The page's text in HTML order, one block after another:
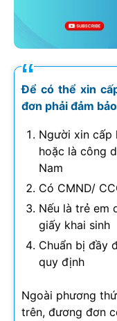
Để có thể xin
đơn phải đảm
Người xin cấp
hoặc là công
Nam
Có CMND/
Nếu là trẻ em
giấy khai sinh
Chuẩn bị đầy
quy định
Ngoài phương
trên, đương đơn